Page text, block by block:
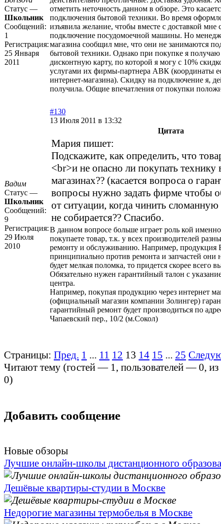
Статус —
Школьник
Сообщений:
1
Регистрация:
25 Января
2011
отметить неточность данном в обзоре. Это
подключения бытовой техники. Во время
изъявила желание, чтобы вместе с доставкой мне
подключение посудомоечной машины. Но
магазина сообщил мне, что они не занимаются
бытовой техники. Однако при покупке я
дисконтную карту, по которой я могу с 10%
услугами их фирмы-партнера АВК (координаты
интернет-магазина). Скидку на подключение я,
получила. Общие впечатления от покупки
Вадим
Статус —
Школьник
Сообщений:
9
Регистрация:
29 Июля
2010
#130
13 Июля 2011 в 13:32
Цитата
Мария пишет:
Подскажите, как определить, что
<br>и не опасно ли покупать технику
магазинах?? (касается вопроса о
вопросы нужно задать фирме чтобы
от ситуации, когда чинить
не собирается?? Спасибо.
В данном вопросе больше играет роль кой
покупаете товар, т.к. у всех производителей
ремонту и обслуживанию. Например, продукция
принципиально против ремонта и запчастей они
будет мелкая поломка, то придется скорее всего
Обязательно нужен гарантийный талон с
центра.
Например, покупая продукцию через интернет
(официальный магазин компании Золингер)
гарантийный ремонт будет производиться по
Чапаевский пер., 10/2 (м.Сокол)
Страницы: Пред. 1 ... 11 12 13 14 15 ... 25
Читают тему (гостей — 1, пользователей —0,
0)
Добавить сообщение
Новые обзоры
Лучшие онлайн-школы дистанционного
Дешёвые квартиры-студии в Москве
Недорогие магазины термобелья в Москве